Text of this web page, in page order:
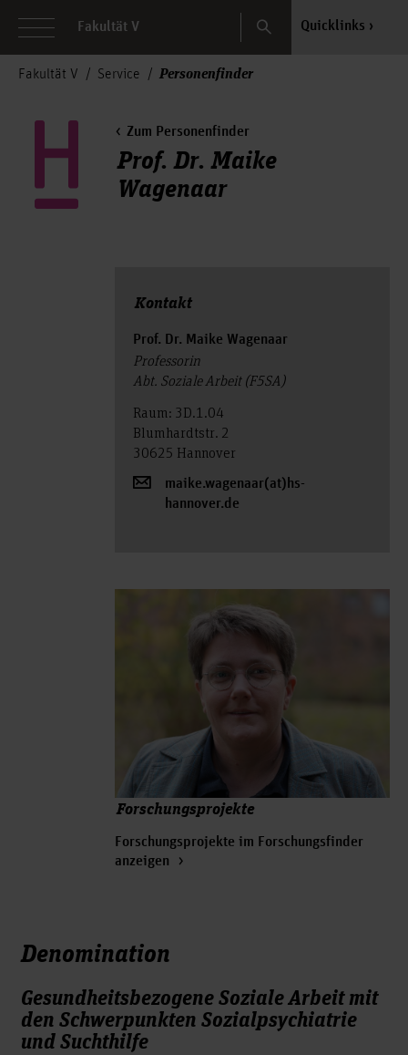
Fakultät V Search Quicklinks
Fakultät V Service Personenfinder
Zum Personenfinder
Prof. Dr. Maike
Wagenaar
Kontakt
Prof. Dr. Maike Wagenaar
Professorin
Abt. Soziale Arbeit (F5SA)
Raum: 3D.1.04
Blumhardtstr. 2
30625 Hannover
maike.wagenaar(at)hs-
hannover.de
Forschungsprojekte
Forschungsprojekte im Forschungsfinder
anzeigen
Denomination
Gesundheitsbezogene Soziale Arbeit mit
den Schwerpunkten Sozialpsychiatrie
und Suchthilfe